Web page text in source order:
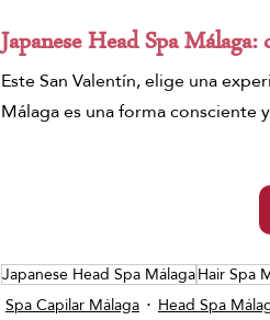
Japanese Head Spa Málaga:
Este San Valentín, elige una
Málaga es una forma
Japanese Head Spa MálagaHair Spa
Spa Capilar Málaga
Head Spa